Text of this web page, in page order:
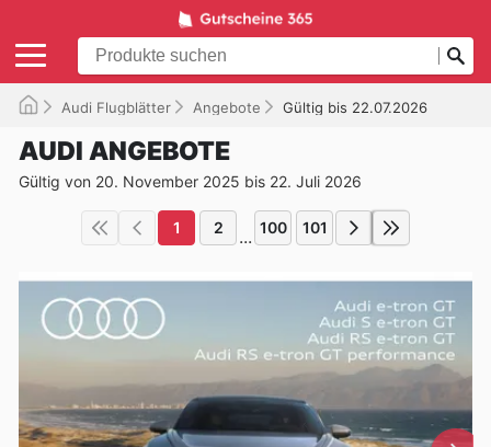
Audi Flugblätter Angebote Gültig bis 22.07.2026
AUDI ANGEBOTE
Gültig von 20. November 2025 bis 22. Juli 2026
1 2 ... 100 101